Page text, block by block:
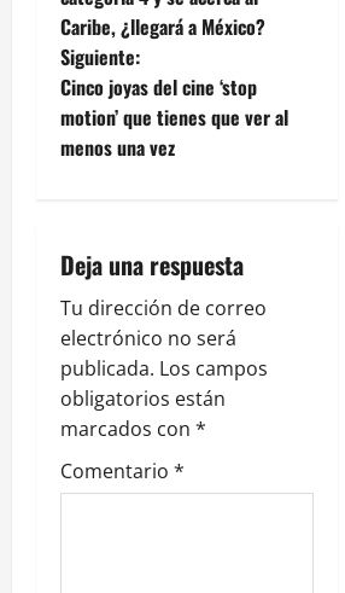
v
e
g
c
i
ó
n
d
e
Caribe, ¿llegará a México?
Siguiente:
Cinco joyas del cine ‘stop
motion’ que tienes que ver al
menos una vez
Deja una respuesta
Tu dirección de correo
electrónico no será
publicada. Los campos
obligatorios están
marcados con *
Comentario *